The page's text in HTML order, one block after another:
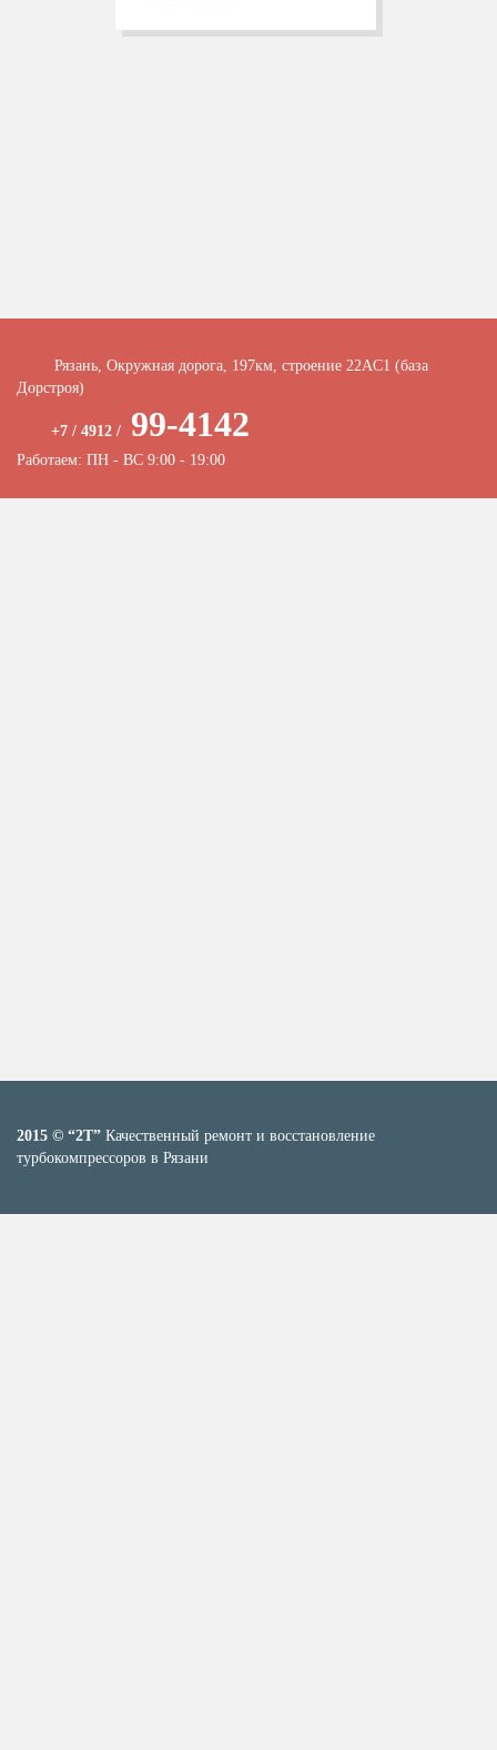
Рязань, Окружная дорога, 197км, строение 22АC1 (база
Дорстроя)
+7 / 4912 / 99-4142
Работаем: ПН - ВС 9:00 - 19:00
2015 © “2T” Качественный ремонт и восстановление
турбокомпрессоров в Рязани